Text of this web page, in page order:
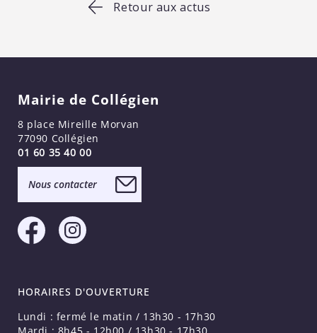
Retour aux actus
Mairie de Collégien
8 place Mireille Morvan
77090 Collégien
01 60 35 40 00
Nous contacter
HORAIRES D'OUVERTURE
Lundi : fermé le matin / 13h30 - 17h30
Mardi : 8h45 - 12h00 / 13h30 - 17h30